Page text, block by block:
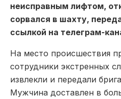
неисправным лифтом,
сорвался в шахту,
ссылкой на телеграм-
На место происшествия
сотрудники экстренных
извлекли и передали
Мужчина доставлен в